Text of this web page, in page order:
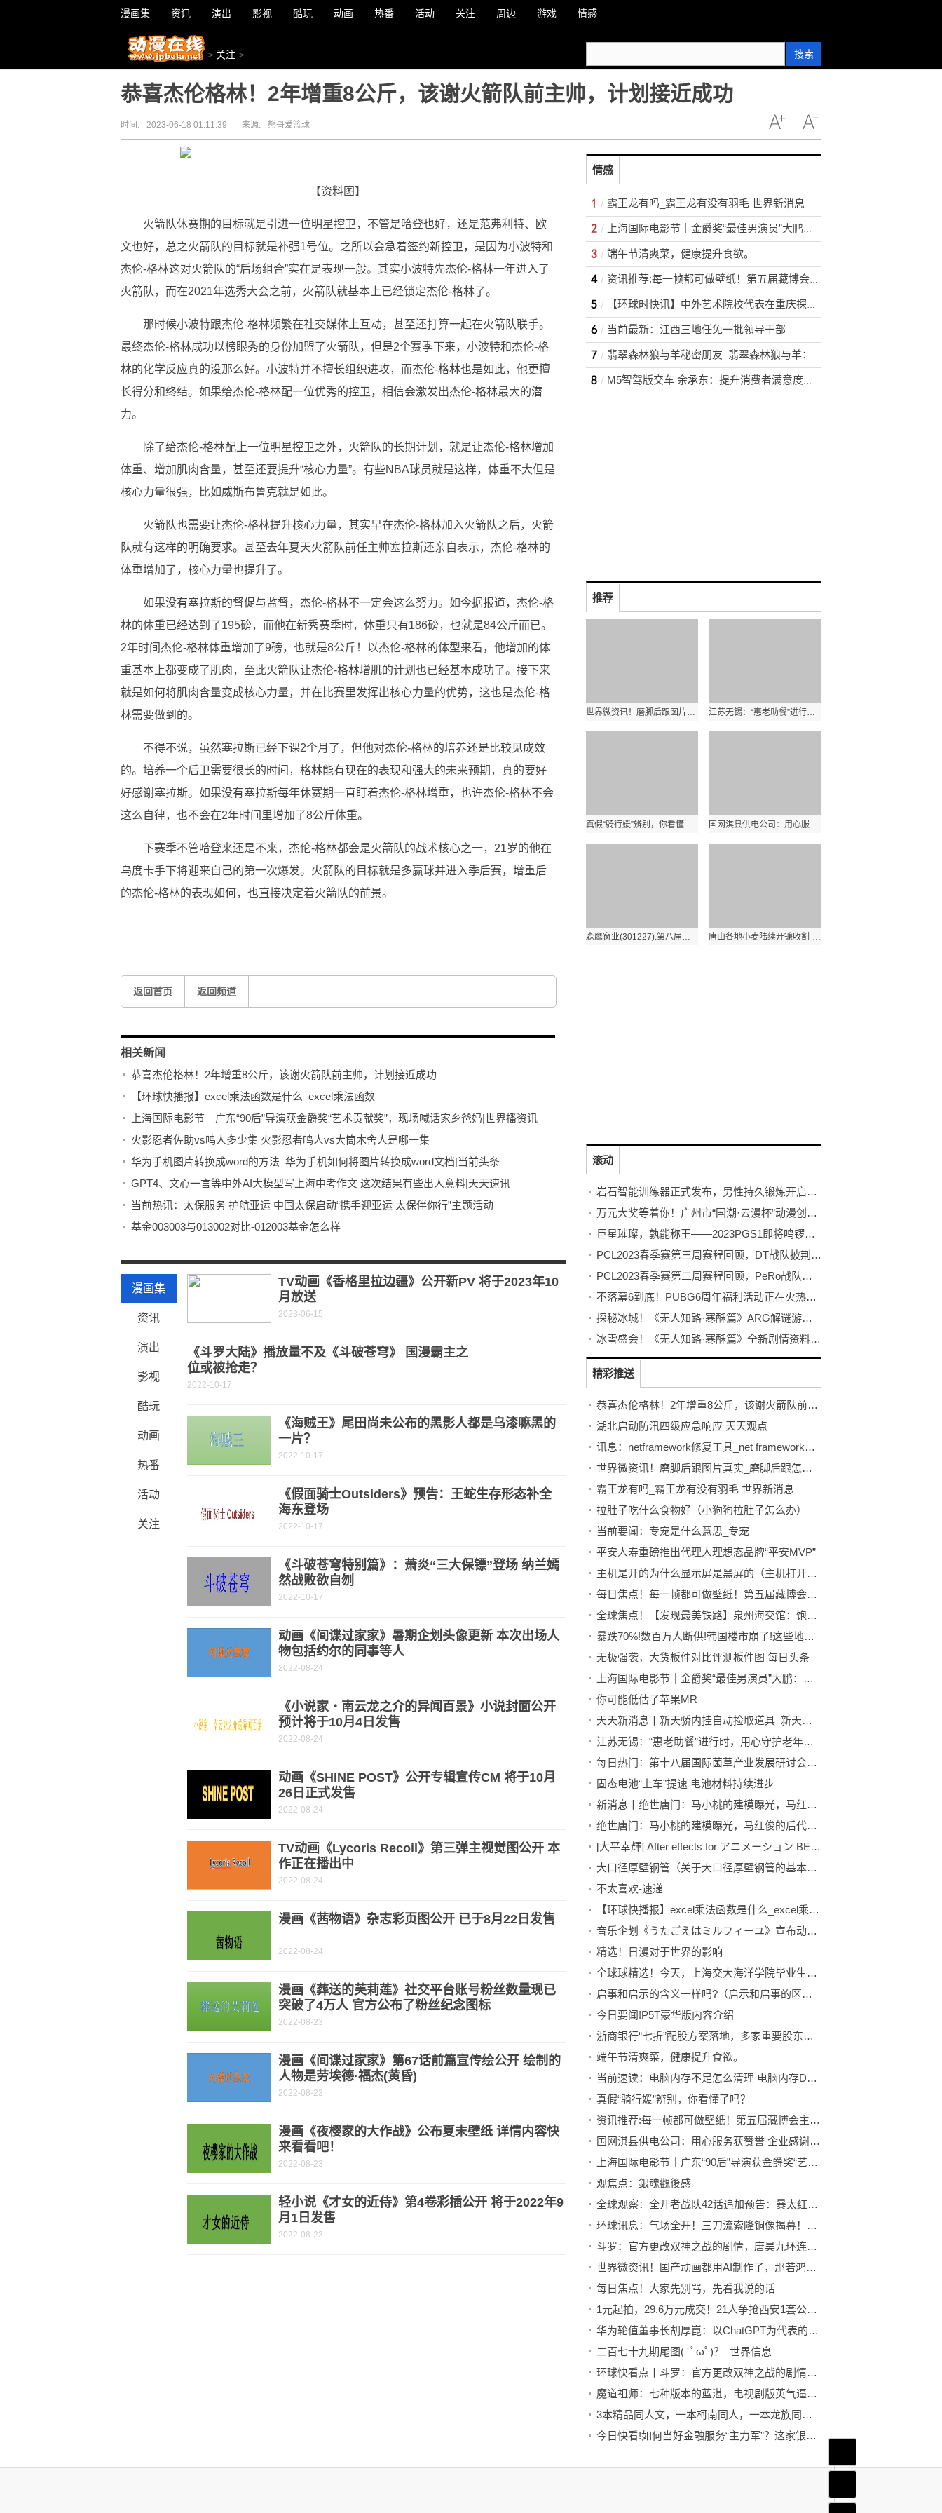
漫画集 资讯 演出 影视 酷玩 动画 热番 活动 关注 周边 游戏 情感
> 关注 > 搜索
恭喜杰伦格林！2年增重8公斤，该谢火箭队前主帅，计划接近成功
时间: 2023-06-18 01:11:39 来源: 熊哥爱篮球
【资料图】
火箭队休赛期的目标就是引进一位明星控卫，不管是哈登也好，还是范弗利特、欧
文也好，总之火箭队的目标就是补强1号位。之所以会急着签约新控卫，是因为小波特和
杰伦-格林这对火箭队的“后场组合”实在是表现一般。其实小波特先杰伦-格林一年进入了
火箭队，而在2021年选秀大会之前，火箭队就基本上已经锁定杰伦-格林了。
那时候小波特跟杰伦-格林频繁在社交媒体上互动，甚至还打算一起在火箭队联手。
最终杰伦-格林成功以榜眼秀的身份加盟了火箭队，但是2个赛季下来，小波特和杰伦-格
林的化学反应真的没那么好。小波特并不擅长组织进攻，而杰伦-格林也是如此，他更擅
长得分和终结。如果给杰伦-格林配一位优秀的控卫，相信会激发出杰伦-格林最大的潜
力。
除了给杰伦-格林配上一位明星控卫之外，火箭队的长期计划，就是让杰伦-格林增加
体重、增加肌肉含量，甚至还要提升“核心力量”。有些NBA球员就是这样，体重不大但是
核心力量很强，比如威斯布鲁克就是如此。
火箭队也需要让杰伦-格林提升核心力量，其实早在杰伦-格林加入火箭队之后，火箭
队就有这样的明确要求。甚至去年夏天火箭队前任主帅塞拉斯还亲自表示，杰伦-格林的
体重增加了，核心力量也提升了。
如果没有塞拉斯的督促与监督，杰伦-格林不一定会这么努力。如今据报道，杰伦-格
林的体重已经达到了195磅，而他在新秀赛季时，体重只有186磅，也就是84公斤而已。
2年时间杰伦-格林体重增加了9磅，也就是8公斤！以杰伦-格林的体型来看，他增加的体
重基本上都变成了肌肉，至此火箭队让杰伦-格林增肌的计划也已经基本成功了。接下来
就是如何将肌肉含量变成核心力量，并在比赛里发挥出核心力量的优势，这也是杰伦-格
林需要做到的。
不得不说，虽然塞拉斯已经下课2个月了，但他对杰伦-格林的培养还是比较见成效
的。培养一个后卫需要很长的时间，格林能有现在的表现和强大的未来预期，真的要好
好感谢塞拉斯。如果没有塞拉斯每年休赛期一直盯着杰伦-格林增重，也许杰伦-格林不会
这么自律，也不会在2年时间里增加了8公斤体重。
下赛季不管哈登来还是不来，杰伦-格林都会是火箭队的战术核心之一，21岁的他在
乌度卡手下将迎来自己的第一次爆发。火箭队的目标就是多赢球并进入季后赛，增重后
的杰伦-格林的表现如何，也直接决定着火箭队的前景。
返回首页 返回频道
相关新闻
恭喜杰伦格林！2年增重8公斤，该谢火箭队前主帅，计划接近成功
【环球快播报】excel乘法函数是什么_excel乘法函数
上海国际电影节｜广东“90后”导演获金爵奖“艺术贡献奖”，现场喊话家乡爸妈|世界播资讯
火影忍者佐助vs鸣人多少集 火影忍者鸣人vs大筒木舍人是哪一集
华为手机图片转换成word的方法_华为手机如何将图片转换成word文档|当前头条
GPT4、文心一言等中外AI大模型写上海中考作文 这次结果有些出人意料|天天速讯
当前热讯：太保服务 护航亚运 中国太保启动“携手迎亚运 太保伴你行”主题活动
基金003003与013002对比-012003基金怎么样
漫画集
资讯
演出
影视
酷玩
动画
热番
活动
关注
TV动画《香格里拉边疆》公开新PV 将于2023年10
月放送
2023-06-15
《斗罗大陆》播放量不及《斗破苍穹》 国漫霸主之
位或被抢走？
2022-10-17
《海贼王》尾田尚未公布的黑影人都是乌漆嘛黑的
一片？
2022-10-17
《假面骑士Outsiders》预告：王蛇生存形态补全
海东登场
2022-10-17
《斗破苍穹特别篇》：萧炎“三大保镖”登场 纳兰嫣
然战败欲自刎
2022-10-17
动画《间谍过家家》暑期企划头像更新 本次出场人
物包括约尔的同事等人
2022-08-24
《小说家・南云龙之介的异闻百景》小说封面公开
预计将于10月4日发售
2022-08-24
动画《SHINE POST》公开专辑宣传CM 将于10月
26日正式发售
2022-08-24
TV动画《Lycoris Recoil》第三弹主视觉图公开 本
作正在播出中
2022-08-24
漫画《茜物语》杂志彩页图公开 已于8月22日发售
2022-08-24
漫画《葬送的芙莉莲》社交平台账号粉丝数量现已
突破了4万人 官方公布了粉丝纪念图标
2022-08-23
漫画《间谍过家家》第67话前篇宣传绘公开 绘制的
人物是劳埃德·福杰(黄昏)
2022-08-23
漫画《夜樱家的大作战》公布夏末壁纸 详情内容快
来看看吧！
2022-08-23
轻小说《才女的近侍》第4卷彩插公开 将于2022年9
月1日发售
2022-08-23
情感
霸王龙有吗_霸王龙有没有羽毛 世界新消息
上海国际电影节｜金爵奖“最佳男演员”大鹏：标签是好东西，我不想撕掉
端午节清爽菜，健康提升食欲。
资讯推荐:每一帧都可做壁纸！第五届藏博会主题概念片竖版震撼来袭！
【环球时快讯】中外艺术院校代表在重庆探讨高层次人才培养 冀拓深度交流合作
当前最新：江西三地任免一批领导干部
翡翠森林狼与羊秘密朋友_翡翠森林狼与羊：秘密的朋友
M5智驾版交车 余承东：提升消费者满意度是华为骨子里的基因
推荐
世界微资讯！磨脚后跟图片真实_磨脚后跟怎么办 磨脚后跟如何处理 江苏无锡：“惠老助餐”进行时，用心守护老年人“舌尖上的幸福”
真假“骑行媛”辨别，你看懂了吗？ 国网淇县供电公司：用心服务获赞誉 企业感谢送锦旗
森鹰窗业(301227):第八届董事会第十七次会议决议 唐山各地小麦陆续开镰收割-世界今热点
滚动
岩石智能训练器正式发布，男性持久锻炼开启智能浪潮
万元大奖等着你！广州市“国潮·云漫杯”动漫创作大赛开赛！
巨星璀璨，孰能称王——2023PGS1即将鸣锣开赛！
PCL2023春季赛第三周赛程回顾，DT战队披荆斩棘登顶周冠
PCL2023春季赛第二周赛程回顾，PeRo战队绝地反击夺桂冠
不落幕6到底！PUBG6周年福利活动正在火热开启！
探秘冰城！《无人知路·寒酥篇》ARG解谜游戏！打破次元的更多可能！
冰雪盛会！《无人知路·寒酥篇》全新剧情资料片发布！ARG解谜游戏
精彩推送
恭喜杰伦格林！2年增重8公斤，该谢火箭队前主帅，计划接近成功
湖北启动防汛四级应急响应 天天观点
讯息：netframework修复工具_net framework修复
世界微资讯！磨脚后跟图片真实_磨脚后跟怎么办 磨脚后跟如何处理
霸王龙有吗_霸王龙有没有羽毛 世界新消息
拉肚子吃什么食物好（小狗狗拉肚子怎么办）
当前要闻：专宠是什么意思_专宠
平安人寿重磅推出代理人理想态品牌“平安MVP”
主机是开的为什么显示屏是黑屏的（主机打开了为什么显示屏一直黑屏） 全球播资讯
每日焦点！每一帧都可做壁纸！第五届藏博会主题概念片竖版震撼来袭！
全球焦点！【发现最美铁路】泉州海交馆：饱含“海上丝绸之路”独特魅力
暴跌70%!数百万人断供!韩国楼市崩了!这些地产大坑，跨得过去吗？|环球新要闻
无极强袭，大货板件对比评测板件图 每日头条
上海国际电影节｜金爵奖“最佳男演员”大鹏：标签是好东西，我不想撕掉
你可能低估了苹果MR
天天新消息丨新天骄内挂自动捡取道具_新天骄怎么捡取寒冰神铁
江苏无锡：“惠老助餐”进行时，用心守护老年人“舌尖上的幸福”
每日热门：第十八届国际菌草产业发展研讨会在福州开幕
固态电池“上车”提速 电池材料持续进步
新消息丨绝世唐门：马小桃的建模曝光，马红俊的后代，身材火辣的小萝莉
绝世唐门：马小桃的建模曝光，马红俊的后代，身材火辣的小萝莉|每日热议
[大平幸輝] After effects for アニメーション BEGINNER —— 02章 学习基本设定
大口径厚壁钢管（关于大口径厚壁钢管的基本详情介绍）-每日头条
不太喜欢-速递
【环球快播报】excel乘法函数是什么_excel乘法函数
音乐企划《うたごえはミルフィーユ》宣布动画化！
精选！日漫对于世界的影响
全球球精选！今天，上海交大海洋学院毕业生在“雪龙2”号上毕业！
启事和启示的含义一样吗?（启示和启事的区别）-动态焦点
今日要闻!P5T豪华版内容介绍
浙商银行“七折”配股方案落地，多家重要股东明示参与-全球微头条
端午节清爽菜，健康提升食欲。
当前速读：电脑内存不足怎么清理 电脑内存DDR31333和DDR31600可以同在一起使用吗
真假“骑行媛”辨别，你看懂了吗？
资讯推荐:每一帧都可做壁纸！第五届藏博会主题概念片竖版震撼来袭！
国网淇县供电公司：用心服务获赞誉 企业感谢送锦旗
上海国际电影节｜广东“90后”导演获金爵奖“艺术贡献奖”，现场喊话家乡爸妈|世界播资讯
观焦点：銀魂觀後感
全球观察：全开者战队42话追加预告：暴太红来袭，猫系瓦尔多能力有点强！
环球讯息：气场全开！三刀流索隆铜像揭幕！草帽团最帅铜像登场？
斗罗：官方更改双神之战的剧情，唐昊九环连炸来袭，天使神位破碎
世界微资讯！国产动画都用AI制作了，那若鸿文化是不是走在时代前列？
每日焦点！大家先别骂，先看我说的话
1元起拍，29.6万元成交！21人争抢西安1套公寓！-全球热点
华为轮值董事长胡厚崑：以ChatGPT为代表的新的人工智能时代已到来
二百七十九期尾图( ´ﾟωﾟ)？_世界信息
环球快看点丨斗罗：官方更改双神之战的剧情，唐昊九环连炸来袭，天使神位破碎
魔道祖师：七种版本的蓝湛，电视剧版英气逼人，人偶版盛世美颜！ 天天滚动
3本精品同人文，一本柯南同人，一本龙族同人，一本诡秘同人-每日视讯
今日快看!如何当好金融服务“主力军”？这家银行的做法出新更出彩